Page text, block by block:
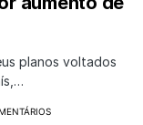
planos voltados